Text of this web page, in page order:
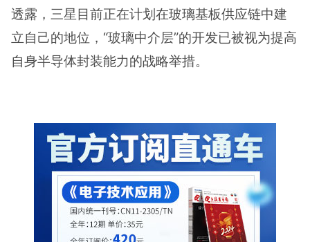
透露，三星目前正在计划在玻璃基板供应链中建
立自己的地位，“玻璃中介层”的开发已被视为提高
自身半导体封装能力的战略举措。